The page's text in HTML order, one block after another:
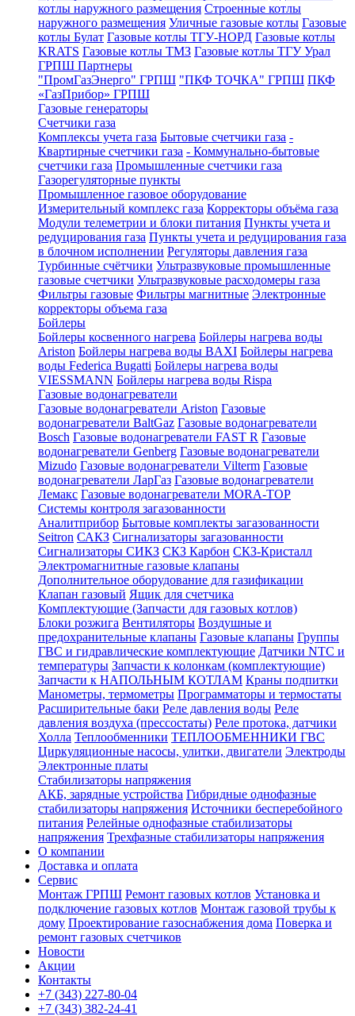
котлы наружного размещения Строенные котлы
наружного размещения Уличные газовые котлы Газовые
котлы Булат Газовые котлы ТГУ-НОРД Газовые котлы
KRATS Газовые котлы ТМЗ Газовые котлы ТГУ Урал
ГРПШ Партнеры
"ПромГазЭнерго" ГРПШ "ПКФ ТОЧКА" ГРПШ ПКФ
«ГазПрибор» ГРПШ
Газовые генераторы
Счетчики газа
Комплексы учета газа Бытовые счетчики газа -
Квартирные счетчики газа - Коммунально-бытовые
счетчики газа Промышленные счетчики газа
Газорегуляторные пункты
Промышленное газовое оборудование
Измерительный комплекс газа Корректоры объёма газа
Модули телеметрии и блоки питания Пункты учета и
редуцирования газа Пункты учета и редуцирования газа
в блочном исполнении Регуляторы давления газа
Турбинные счётчики Ультразвуковые промышленные
газовые счетчики Ультразвуковые расходомеры газа
Фильтры газовые Фильтры магнитные Электронные
корректоры объема газа
Бойлеры
Бойлеры косвенного нагрева Бойлеры нагрева воды
Ariston Бойлеры нагрева воды BAXI Бойлеры нагрева
воды Federica Bugatti Бойлеры нагрева воды
VIESSMANN Бойлеры нагрева воды Rispa
Газовые водонагреватели
Газовые водонагреватели Ariston Газовые
водонагреватели BaltGaz Газовые водонагреватели
Bosch Газовые водонагреватели FAST R Газовые
водонагреватели Genberg Газовые водонагреватели
Mizudo Газовые водонагреватели Vilterm Газовые
водонагреватели ЛарГаз Газовые водонагреватели
Лемакс Газовые водонагреватели MORA-TOP
Системы контроля загазованности
Аналитприбор Бытовые комплекты загазованности
Seitron САКЗ Сигнализаторы загазованности
Сигнализаторы СИКЗ СКЗ Карбон СКЗ-Кристалл
Электромагнитные газовые клапаны
Дополнительное оборудование для газификации
Клапан газовый Ящик для счетчика
Комплектующие (Запчасти для газовых котлов)
Блоки розжига Вентиляторы Воздушные и
предохранительные клапаны Газовые клапаны Группы
ГВС и гидравлические комплектующие Датчики NTC и
температуры Запчасти к колонкам (комплектующие)
Запчасти к НАПОЛЬНЫМ КОТЛАМ Краны подпитки
Манометры, термометры Программаторы и термостаты
Расширительные баки Реле давления воды Реле
давления воздуха (прессостаты) Реле протока, датчики
Холла Теплообменники ТЕПЛООБМЕННИКИ ГВС
Циркуляционные насосы, улитки, двигатели Электроды
Электронные платы
Стабилизаторы напряжения
АКБ, зарядные устройства Гибридные однофазные
стабилизаторы напряжения Источники бесперебойного
питания Релейные однофазные стабилизаторы
напряжения Трехфазные стабилизаторы напряжения
О компании
Доставка и оплата
Сервис
Монтаж ГРПШ Ремонт газовых котлов Установка и
подключение газовых котлов Монтаж газовой трубы к
дому Проектирование газоснабжения дома Поверка и
ремонт газовых счетчиков
Новости
Акции
Контакты
+7 (343) 227-80-04
+7 (343) 382-24-41